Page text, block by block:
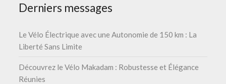
Derniers messages
Le Vélo Électrique avec une Autonomie de 150 km : La
Liberté Sans Limite
Découvrez le Vélo Makadam : Robustesse et Élégance
Réunies